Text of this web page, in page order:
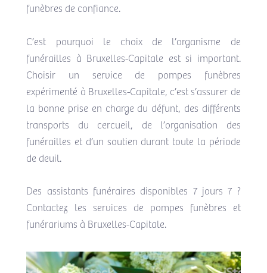
funèbres de confiance.
C’est pourquoi le choix de l’organisme de
funérailles à Bruxelles-Capitale est si important.
Choisir un service de pompes funèbres
expérimenté à Bruxelles-Capitale, c’est s’assurer de
la bonne prise en charge du défunt, des différents
transports du cercueil, de l’organisation des
funérailles et d’un soutien durant toute la période
de deuil.
Des assistants funéraires disponibles 7 jours 7 ?
Contactez les services de pompes funèbres et
funérariums à Bruxelles-Capitale.